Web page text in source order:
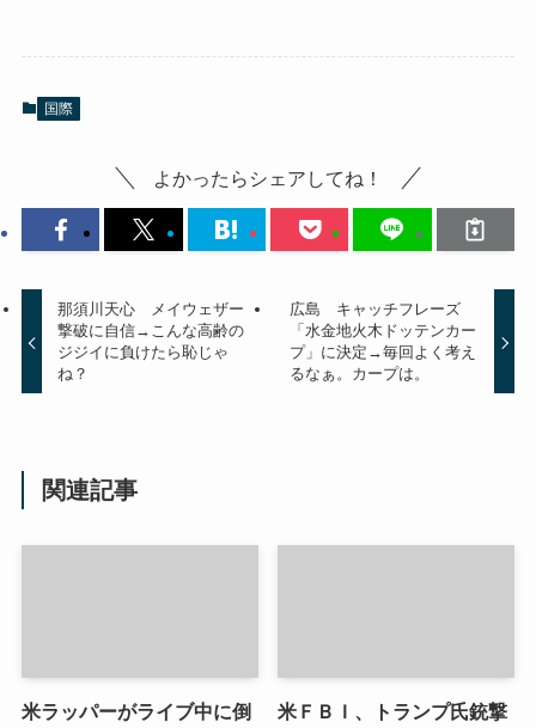
国際
よかったらシェアしてね！
那須川天心 メイウェザー
撃破に自信→こんな高齢の
ジジイに負けたら恥じゃ
ね？
広島 キャッチフレーズ
「水金地火木ドッテンカー
プ」に決定→毎回よく考え
るなぁ。カープは。
関連記事
米ラッパーがライブ中に倒
米ＦＢＩ、トランプ氏銃撃